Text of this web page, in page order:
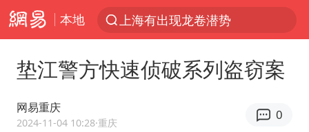
本地
上海有出现龙卷潜势
王传君 《披荆斩棘》
白海豚预计将在浙江苍南到三门一带登陆
垫江警方快速侦破系列盗窃案
网易重庆
2024-11-04 10:28·重庆
0